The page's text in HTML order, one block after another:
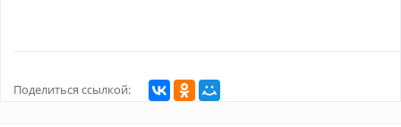
Поделиться ссылкой: